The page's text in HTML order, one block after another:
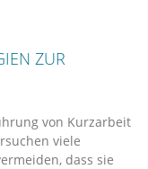
ZUR
von Kurzarbeit
viele
dass sie